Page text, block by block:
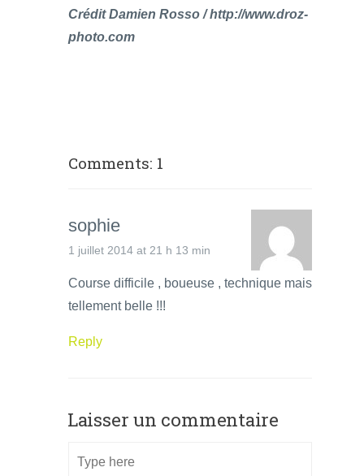
Crédit Damien Rosso / http://www.droz-
photo.com
Comments: 1
sophie
1 juillet 2014 at 21 h 13 min
Course difficile , boueuse , technique mais
tellement belle !!!
Reply
Laisser un commentaire